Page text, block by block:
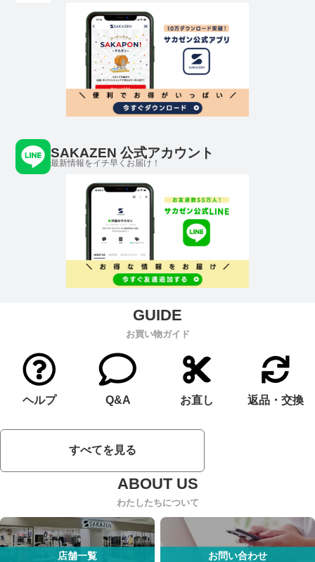
SAKAZEN 公式アカウント
最新情報をイチ早くお届け！
お買い物ガイド
ヘルプ Q&A お直し 返品・交換
すべてを見る
わたしたちについて
店舗一覧 お問い合わせ